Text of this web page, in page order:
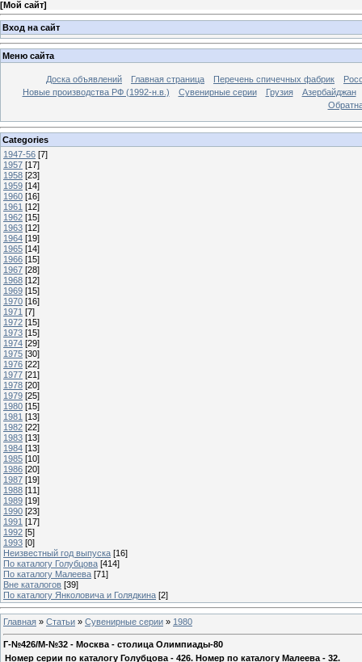
[Мой сайт]
Вход на сайт
Меню сайта
Доска объявлений Главная страница Перечень спичечных фабрик
Новые производства РФ (1992-н.в.)
Сувенирные серии Грузия
Азербайджан
Categories
1947-56 [7]
1957 [17]
1958 [23]
1959 [14]
1960 [16]
1961 [12]
1962 [15]
1963 [12]
1964 [19]
1965 [14]
1966 [15]
1967 [28]
1968 [12]
1969 [15]
1970 [16]
1971 [7]
1972 [15]
1973 [15]
1974 [29]
1975 [30]
1976 [22]
1977 [21]
1978 [20]
1979 [25]
1980 [15]
1981 [13]
1982 [22]
1983 [13]
1984 [13]
1985 [10]
1986 [20]
1987 [19]
1988 [11]
1989 [19]
1990 [23]
1991 [17]
1992 [5]
1993 [0]
Неизвестный год выпуска [16]
По каталогу Голубцова [414]
По каталогу Малеева [71]
Вне каталогов [39]
По каталогу Янколовича и Голядкина [2]
Главная » Статьи » Сувенирные серии » 1980
Г-№426/М-№32 - Москва - столица Олимпиады-80
Номер серии по каталогу Голубцова - 426. Номер по каталогу Малеева - 32.